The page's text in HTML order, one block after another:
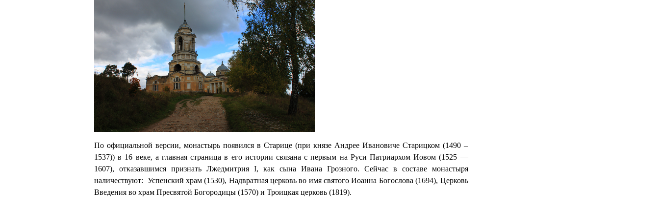
По официальной версии, монастырь появился в Старице (при князе Андрее Ивановиче Старицком (1490 –
1537)) в 16 веке, а главная страница в его истории связана с первым на Руси Патриархом Иовом (1525 —
1607), отказавшимся признать Лжедмитрия I, как сына Ивана Грозного. Сейчас в составе монастыря
наличествуют: Успенский храм (1530), Надвратная церковь во имя святого Иоанна Богослова (1694), Церковь
Введения во храм Пресвятой Богородицы (1570) и Троицкая церковь (1819).